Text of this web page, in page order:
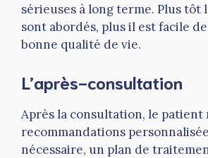
sérieuses à long terme. Plus tôt
sont abordés, plus il est facile
bonne qualité de vie.
L’après-consultation
Après la consultation, le patient
recommandations
nécessaire, un plan de